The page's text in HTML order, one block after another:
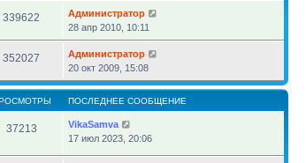
339622
Администратор
28 апр 2010, 10:11
352027
Администратор
20 окт 2009, 15:08
ПОСЛЕДНЕЕ СООБЩЕНИЕ
37213
VikaSamva
17 июл 2023, 20:06